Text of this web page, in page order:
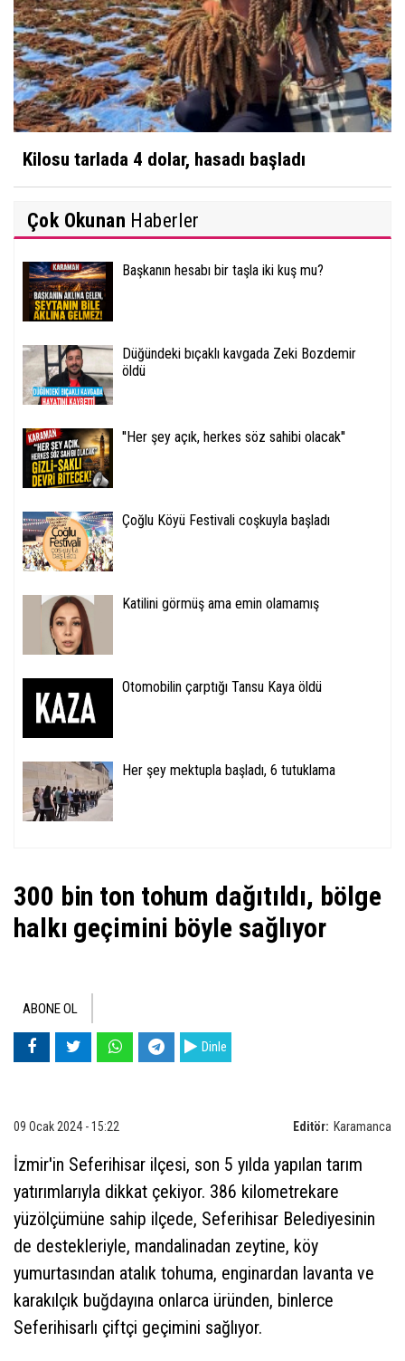
Kilosu tarlada 4 dolar, hasadı başladı
Çok Okunan Haberler
Başkanın hesabı bir taşla iki kuş mu?
Düğündeki bıçaklı kavgada Zeki Bozdemir
öldü
''Her şey açık, herkes söz sahibi olacak''
Çoğlu Köyü Festivali coşkuyla başladı
Katilini görmüş ama emin olamamış
Otomobilin çarptığı Tansu Kaya öldü
Her şey mektupla başladı, 6 tutuklama
300 bin ton tohum dağıtıldı, bölge
halkı geçimini böyle sağlıyor
ABONE OL
Dinle
09 Ocak 2024 - 15:22